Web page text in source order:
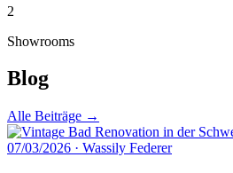
2
Showrooms
Blog
Alle Beiträge →
07/03/2026 · Wassily Federer